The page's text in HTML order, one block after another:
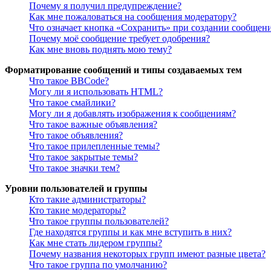
Почему я получил предупреждение?
Как мне пожаловаться на сообщения модератору?
Что означает кнопка «Сохранить» при создании
Почему моё сообщение требует одобрения?
Как мне вновь поднять мою тему?
Форматирование сообщений и типы создаваемых тем
Что такое BBCode?
Могу ли я использовать HTML?
Что такое смайлики?
Могу ли я добавлять изображения к сообщениям?
Что такое важные объявления?
Что такое объявления?
Что такое прилепленные темы?
Что такое закрытые темы?
Что такое значки тем?
Уровни пользователей и группы
Кто такие администраторы?
Кто такие модераторы?
Что такое группы пользователей?
Где находятся группы и как мне вступить в них?
Как мне стать лидером группы?
Почему названия некоторых групп имеют разные цвета?
Что такое группа по умолчанию?